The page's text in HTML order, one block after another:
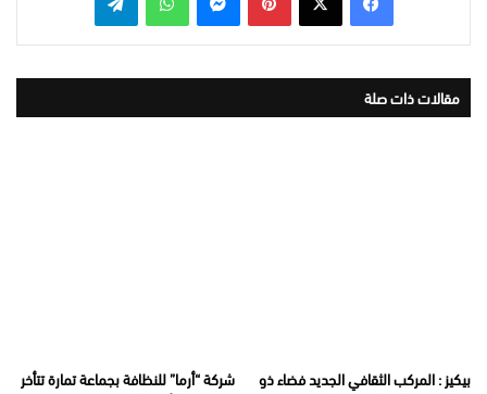
مقالات ذات صلة
بيكيز : المركب الثقافي الجديد فضاء ذو شركة “أرما” للنظافة بجماعة تمارة تتأخر